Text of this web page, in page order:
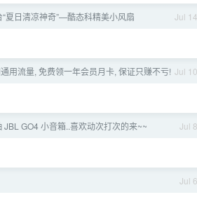
Jul 14
夏日清凉神奇”—酷态科精美小风扇
Jul 10
用流量, 免费领一年会员月卡, 保证只赚不亏!
Jul 8
GO4 小音箱..喜欢动次打次的来~~
Jul 6